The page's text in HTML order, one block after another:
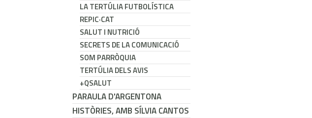
LA TERTÚLIA FUTBOLÍSTICA
REPIC·CAT
SALUT I NUTRICIÓ
SECRETS DE LA COMUNICACIÓ
SOM PARRÒQUIA
TERTÚLIA DELS AVIS
+QSALUT
PARAULA D'ARGENTONA
HISTÒRIES, AMB SÍLVIA CANTOS